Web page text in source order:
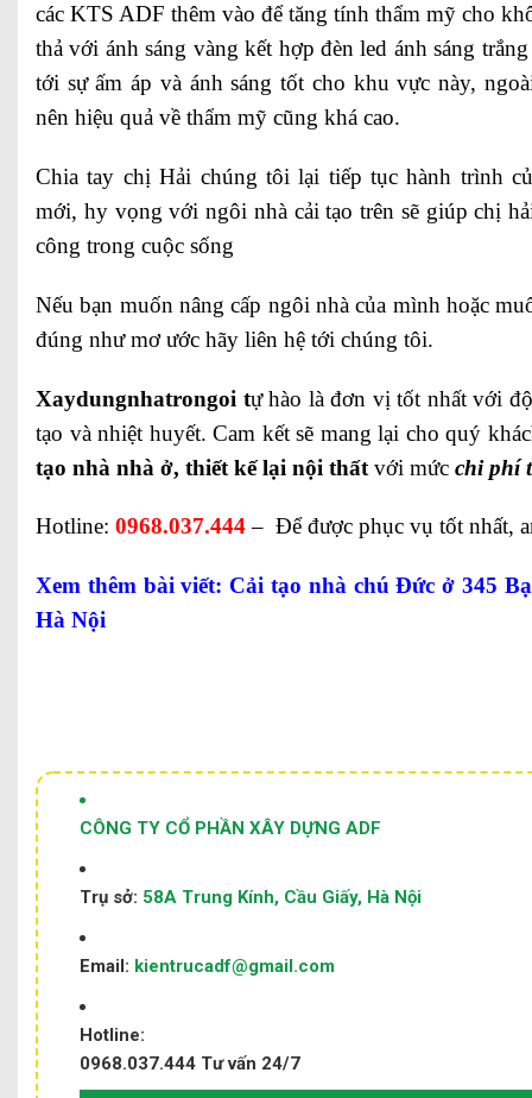
các KTS ADF thêm vào để tăng tính thẩm mỹ cho
thả với ánh sáng vàng kết hợp đèn led ánh sáng
tới sự ấm áp và ánh sáng tốt cho khu vực này,
nên hiệu quả về thẩm mỹ cũng khá cao.
Chia tay chị Hải chúng tôi lại tiếp tục hành trình
mới, hy vọng với ngôi nhà cải tạo trên sẽ giúp chị
công trong cuộc sống
Nếu bạn muốn nâng cấp ngôi nhà của mình hoặc
đúng như mơ ước hãy liên hệ tới chúng tôi.
Xaydungnhatrongoi tự hào là đơn vị tốt nhất với
tạo và nhiệt huyết. Cam kết sẽ mang lại cho quý
tạo nhà nhà ở, thiết kế lại nội thất với mức chi phí
Hotline: 0968.037.444– Để được phục vụ tốt nhất,
Xem thêm bài viết: Cải tạo nhà chú Đức ở 345
Hà Nội
CÔNG TY CỔ PHẦN XÂY DỰNG ADF
Trụ sở: 58A Trung Kính, Cầu Giấy, Hà Nội
Email: kientrucadf@gmail.com
Hotline:
0968.037.444 Tư vấn 24/7